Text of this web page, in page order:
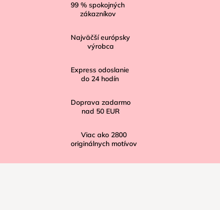
99 % spokojných
zákazníkov
Najväčší európsky
výrobca
Express odoslanie
do 24 hodín
Doprava zadarmo
nad 50 EUR
Viac ako 2800
originálnych motívov